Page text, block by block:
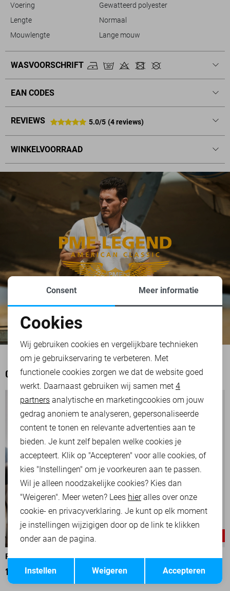
Voering
Gewatteerd polyester
Lengte
Normaal
Mouwlengte
Lange mouw
WASVOORSCHRIFT
EAN CODES
REVIEWS 5.0/5 (4 reviews)
WINKELVOORRAAD
OOK HET BEKIJKEN WAARD
-25%
PME LEGEND JAS
135,00 179,99
PME LEGEND JAS
142,50 189,99
Noodzakelijke cookies
Personalisatie cookies
Analytische cookies
Marketing cookies
Opslaan
Consent Meer informatie
Cookies
Wij gebruiken cookies en vergelijkbare technieken
om je gebruikservaring te verbeteren. Met
functionele cookies zorgen we dat de website goed
werkt. Daarnaast gebruiken wij samen met 4
partners analytische en marketingcookies om jouw
gedrag anoniem te analyseren, gepersonaliseerde
content te tonen en relevante advertenties aan te
bieden. Je kunt zelf bepalen welke cookies je
accepteert. Klik op "Accepteren" voor alle cookies, of
kies "Instellingen" om je voorkeuren aan te passen.
Wil je alleen noodzakelijke cookies? Kies dan
"Weigeren". Meer weten? Lees hieralles over onze
cookie- en privacyverklaring. Je kunt op elk moment
je instellingen wijzigigen door op de link te klikken
onder aan de pagina.
Accepteren
Weigeren
Instellen